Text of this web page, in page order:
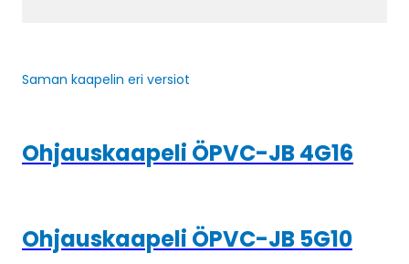
Saman kaapelin eri versiot
Ohjauskaapeli ÖPVC-JB 4G16
Ohjauskaapeli ÖPVC-JB 5G10